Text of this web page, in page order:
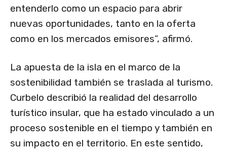
entenderlo como un espacio para abrir
nuevas oportunidades, tanto en la oferta
como en los mercados emisores”, afirmó.
La apuesta de la isla en el marco de la
sostenibilidad también se traslada al turismo.
Curbelo describió la realidad del desarrollo
turístico insular, que ha estado vinculado a un
proceso sostenible en el tiempo y también en
su impacto en el territorio. En este sentido,